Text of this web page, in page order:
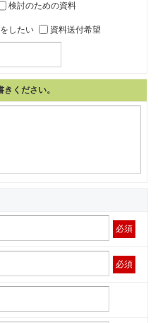
検討のための資料
したい 資料送付希望
ください。
必須
必須